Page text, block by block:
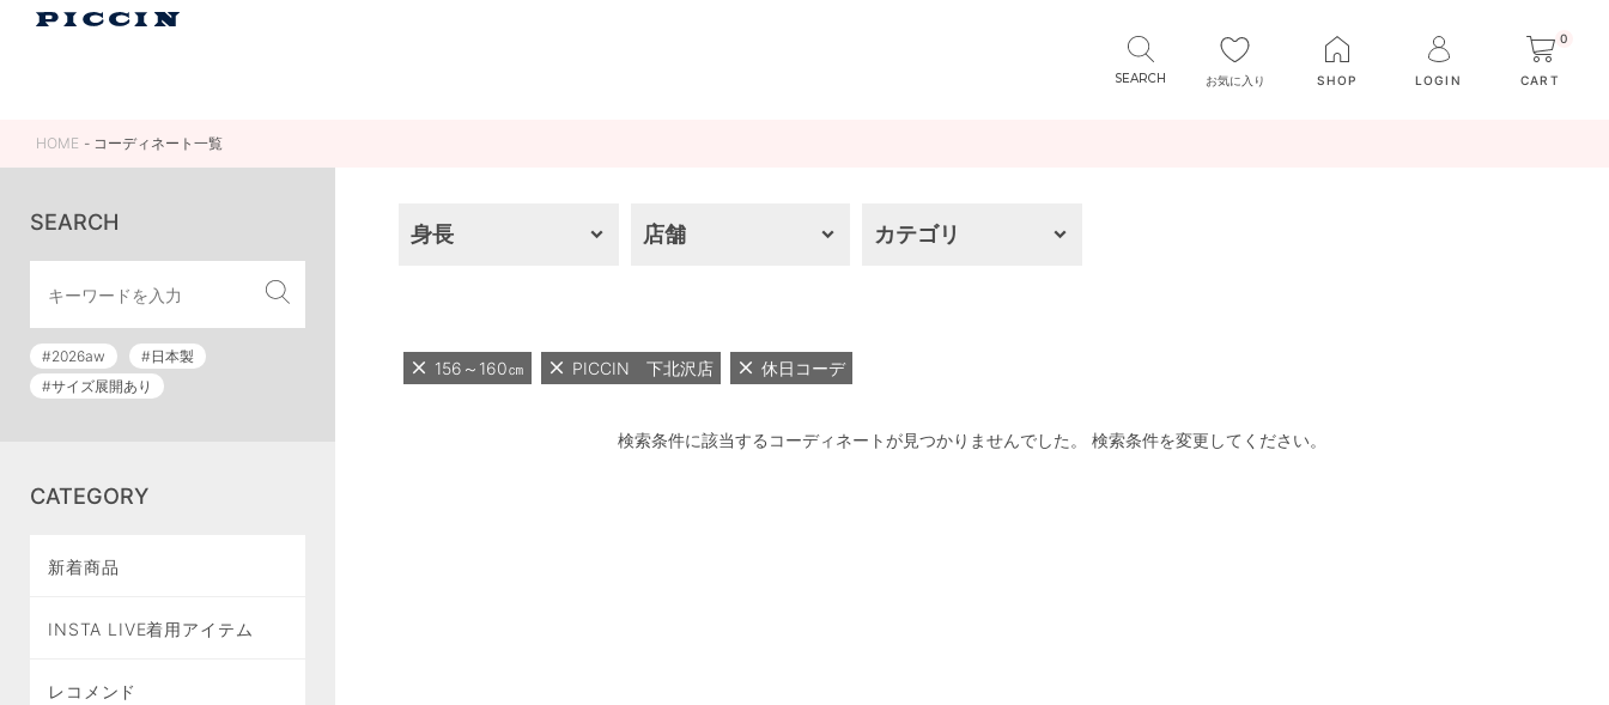
お気に入り SHOP LOGIN
0
CART
HOME コーディネート一覧
SEARCH
#2026aw
#日本製
#サイズ展開あり
CATEGORY
新着商品
INSTA LIVE着用アイテム
レコメンド
身長 店舗 カテゴリ
156～160㎝ PICCIN 下北沢店 休日コーデ
検索条件に該当するコーディネートが見つかりませんでした。 検索条件を変更してください。